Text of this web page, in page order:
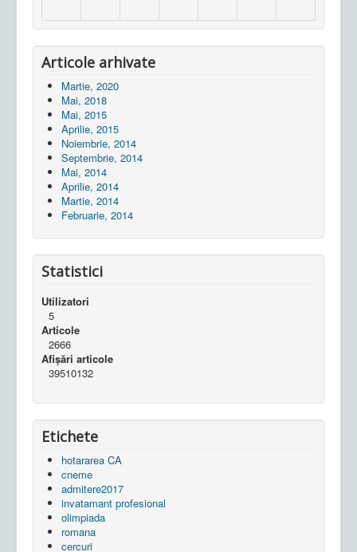
Articole arhivate
Martie, 2020
Mai, 2018
Mai, 2015
Aprilie, 2015
Noiembrie, 2014
Septembrie, 2014
Mai, 2014
Aprilie, 2014
Martie, 2014
Februarie, 2014
Statistici
Utilizatori
5
Articole
2666
Afișări articole
39510132
Etichete
hotararea CA
cneme
admitere2017
invatamant profesional
olimpiada
romana
cercuri